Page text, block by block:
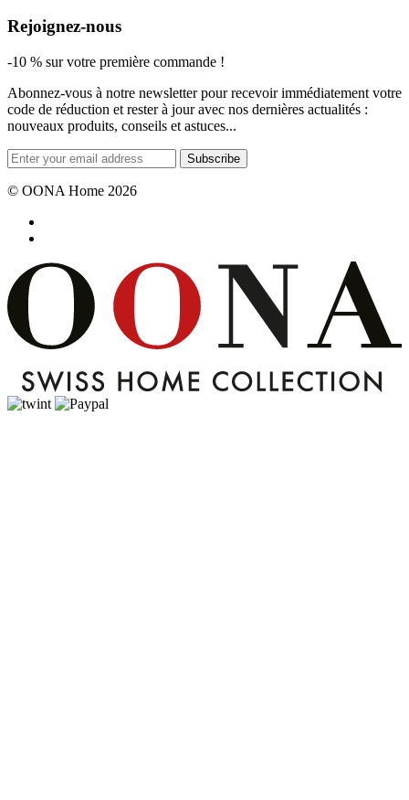
Rejoignez-nous
-10 % sur votre première commande !
Abonnez-vous à notre newsletter pour recevoir immédiatement votre
code de réduction et rester à jour avec nos dernières actualités :
nouveaux produits, conseils et astuces...
Subscribe
© OONA Home 2026